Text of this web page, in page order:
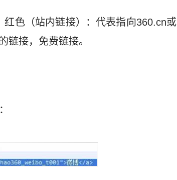
色（站内链接）：代表指向360.cn或
链接，免费链接。